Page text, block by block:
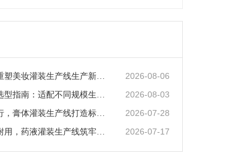
智能化迭代升级，重塑美妆灌装生产线生产新范式 2026-08-06
矿泉水灌装生产线选型指南：适配不同规模生产的核心逻辑 2026-08-03
全场景适配稳定运行，膏体灌装生产线打造标准化灌装新体系 2026-07-28
全流程合规、稳定耐用，药液灌装生产线筑牢药液生产品质防线 2026-07-17